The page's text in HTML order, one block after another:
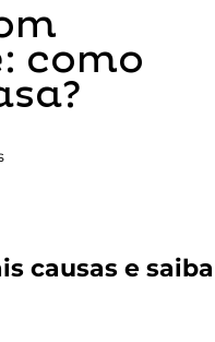
como
causas e